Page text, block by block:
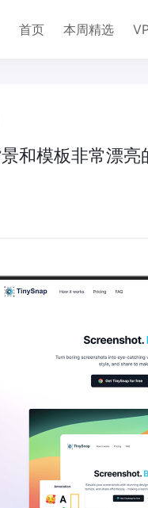
首页 本周精选
和模板非常漂亮